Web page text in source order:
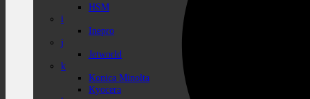
HSM
i
Inepro
j
Jetworld
k
Konica Minolta
Kyocera